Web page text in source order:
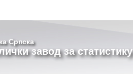
Српска
завод за статистику